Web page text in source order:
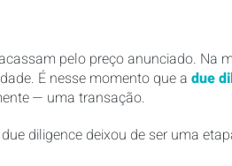
pelo preço anunciado. Na
É nesse momento que a due
— uma transação.
diligence deixou de ser uma